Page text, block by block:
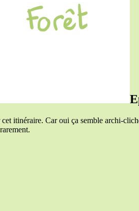
cet itinéraire. Car oui ça semble archi-